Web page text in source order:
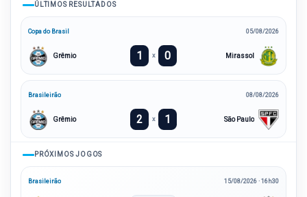
ÚLTIMOS RESULTADOS
Copa do Brasil 05/08/2026
Grêmio 1 x 0 Mirassol
Brasileirão 08/08/2026
Grêmio 2 x 1 São Paulo
PRÓXIMOS JOGOS
Brasileirão 15/08/2026 · 16h30